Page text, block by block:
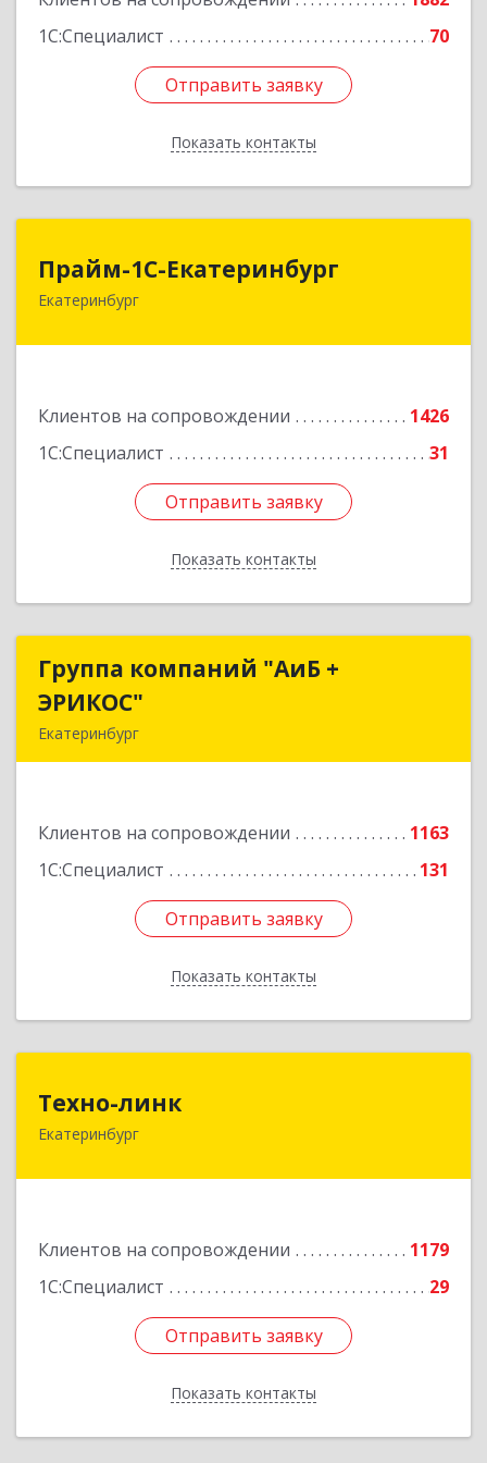
1С:Специалист
70
Отправить заявку
Показать контакты
Отправить заявку
Назад
Прайм-1С-Екатеринбург
Екатеринбург
Клиентов на сопровождении
1426
1С:Специалист
31
Отправить заявку
Показать контакты
Прайм-1С-Екатеринбург
620142, Свердловская обл, Екатеринбург г, 8
Отправить заявку
Назад
Группа компаний "АиБ +
ЭРИКОС"
Екатеринбург
Клиентов на сопровождении
1163
1С:Специалист
131
Отправить заявку
Показать контакты
Группа компаний "АиБ +
Подробнее
Отправить заявку
Назад
Техно-линк
Екатеринбург
Клиентов на сопровождении
1179
1С:Специалист
29
Отправить заявку
Показать контакты
620000, Свердловская обл, Екатеринбург г,
Отправить заявку
Назад